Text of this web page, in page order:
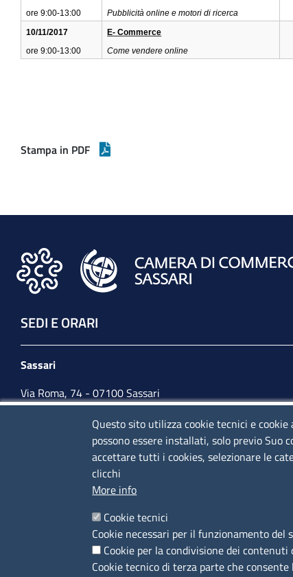
ore 9:00-13:00
Pubblicità online e motori di ricerca
10/11/2017
ore 9:00-13:00
E- Commerce
Come vendere online
Stampa in PDF
SEDI E ORARI
Sassari
Via Roma, 74 - 07100 Sassari
Tel. 079 2080274
lunedì - venerdì: 10,00 - 13,00; mercoledì pomeriggio:
Camera di Commercio, Industria, Artigianato e
Agricoltura di Sassari
Questo sito utilizza cookie tecnici e
possono essere installati, solo previo Suo
accettare tutti i cookies, selezionare le
clicchi
More info
Cookie tecnici
Cookie necessari per il funzionamento
Cookie per la condivisione dei
Cookie tecnico di terza parte che